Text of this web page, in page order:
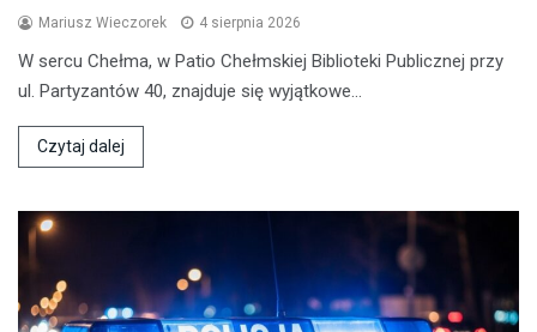
Mariusz Wieczorek 4 sierpnia 2026
W sercu Chełma, w Patio Chełmskiej Biblioteki Publicznej przy
ul. Partyzantów 40, znajduje się wyjątkowe…
Czytaj dalej